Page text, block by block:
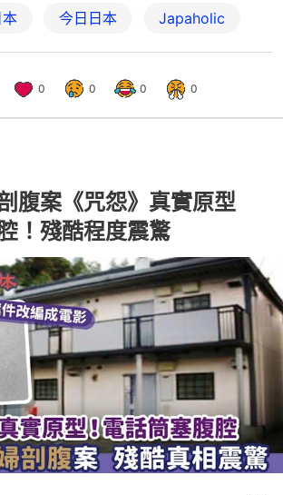
本 今日日本 Japaholic
0 0 0 0
腹案《咒怨》真實原型
！殘酷程度震驚